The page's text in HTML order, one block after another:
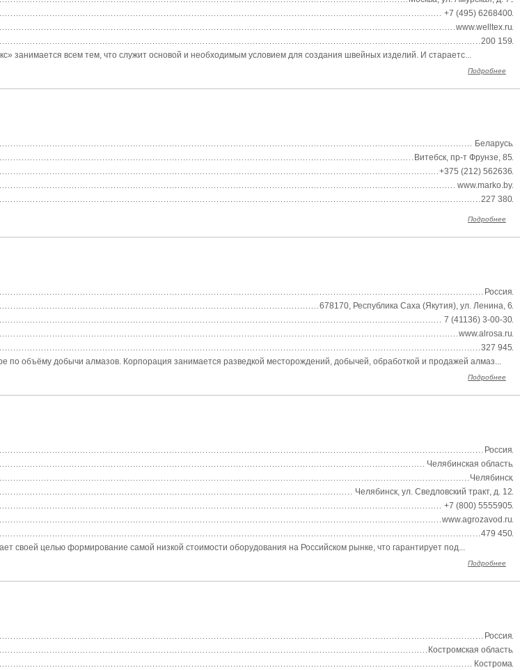
+7 (495) 6268400
www.welltex.ru
200 159
занимается всем тем, что служит основой и необходимым условием для создания швейных изделий. И стараетс...
Подробнее
Беларусь
Витебск, пр-т Фрунзе, 85
+375 (212) 562636
www.marko.by
227 380
Подробнее
Россия
678170, Республика Саха (Якутия), ул. Ленина, 6
7 (41136) 3-00-30
www.alrosa.ru
327 945
объёму добычи алмазов. Корпорация занимается разведкой месторождений, добычей, обработкой и продажей алмаз...
Подробнее
Россия
Челябинская область
Челябинск
Челябинск, ул. Сведловский тракт, д. 12
+7 (800) 5555905
www.agrozavod.ru
479 450
своей целью формирование самой низкой стоимости оборудования на Российском рынке, что гарантирует под...
Подробнее
Россия
Костромская область
Кострома